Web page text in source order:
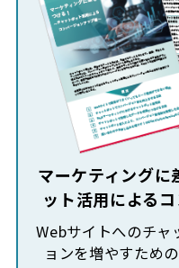
マーケティングに
ット活用による
Webサイトへのチャ
ョンを増やすため